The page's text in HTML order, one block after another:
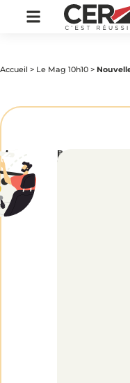
Accueil > Le Mag 10h10 >
par
CER
|Publié
le